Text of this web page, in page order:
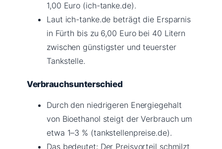
1,00 Euro (ich-tanke.de).
Laut ich-tanke.de beträgt die Ersparnis
in Fürth bis zu 6,00 Euro bei 40 Litern
zwischen günstigster und teuerster
Tankstelle.
Verbrauchsunterschied
Durch den niedrigeren Energiegehalt
von Bioethanol steigt der Verbrauch um
etwa 1–3 % (tankstellenpreise.de).
Das bedeutet: Der Preisvorteil schmilzt